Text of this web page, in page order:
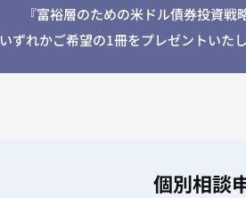
『富裕層のための米ドル債券投資戦
いずれかご希望の1冊をプレゼントいたし
個別相談